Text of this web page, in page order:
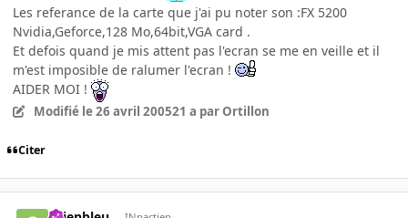
Les referance de la carte que j'ai pu noter son :FX 5200
Nvidia,Geforce,128 Mo,64bit,VGA card .
Et defois quand je mis attent pas l'ecran se me en veille et il
m'est imposible de ralumer l'ecran !
AIDER MOI !
Modifié le 26 avril 200521 a par Ortillon
Citer